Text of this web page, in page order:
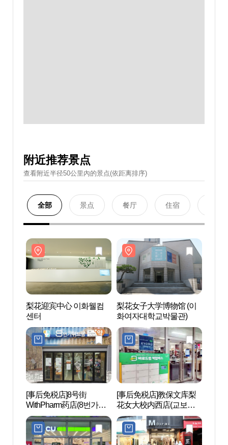
附近推荐景点
查看附近半径50公里內的景点(依距离排序)
全部 景点 餐厅 住宿
梨花迎宾中心 이화웰컴
센터
梨花女子大学博物馆 (이
화여자대학교박물관)
[事后免税店]8号街
WithPharm药店(8번가위
드팜약국)
[事后免税店]教保文库梨
花女大校内西店(교보문
고 이화여대 교내서점)